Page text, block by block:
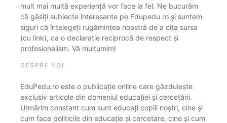
mult mai multă experiență vor face la fel. Ne bucurăm
că găsiți subiecte interesante pe Edupedu.ro și suntem
siguri că înțelegeți rugămintea noastră de a cita sursa
(cu link), ca o declarație reciprocă de respect și
profesionalism. Vă mulțumim!
DESPRE NOI
EduPedu.ro este o publicație online care găzduiește
exclusiv articole din domeniul educației și cercetării.
Urmărim constant cum sunt educați copiii noștri, cine și
cum face politicile din educație și cercetare, cine și cum